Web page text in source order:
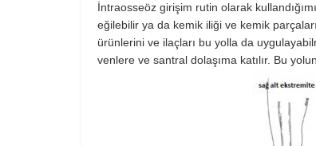
İntraosseöz girişim rutin olarak
eğilebilir ya da kemik iliği ve kemik
ürünlerini ve ilaçları bu yolla da
venlere ve santral dolaşıma katılır. Bu